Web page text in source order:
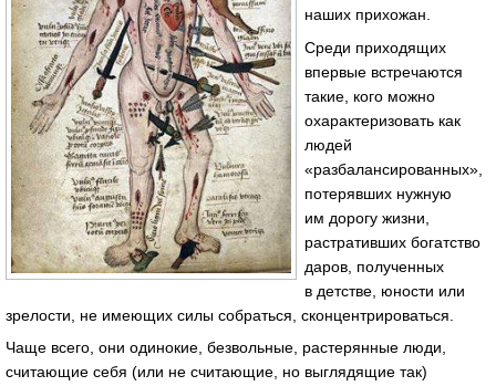
наших прихожан.
Среди приходящих
впервые встречаются
такие, кого можно
охарактеризовать как
людей
«разбалансированных»,
потерявших нужную
им дорогу жизни,
растративших богатство
даров, полученных
в детстве, юности или
зрелости, не имеющих силы собраться, сконцентрироваться.
Чаще всего, они одинокие, безвольные, растерянные люди,
считающие себя (или не считающие, но выглядящие так)